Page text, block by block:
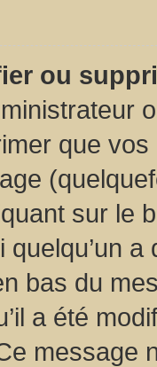
ou
que
sur le
bas du
a été
message